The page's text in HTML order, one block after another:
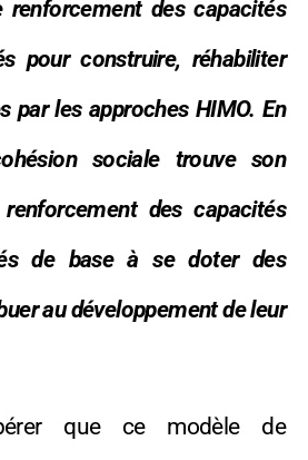
des capacités
pour construire, réhabiliter
par les approches HIMO. En
sociale trouve son
des capacités
de base à se doter des
au développement de leur
que ce modèle de